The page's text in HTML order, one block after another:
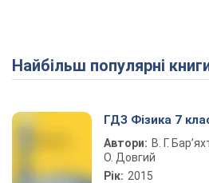
Найбільш популярні
ГДЗ Фізика 7
Автори: В. Г.
О. Довгий
Рік: 2015